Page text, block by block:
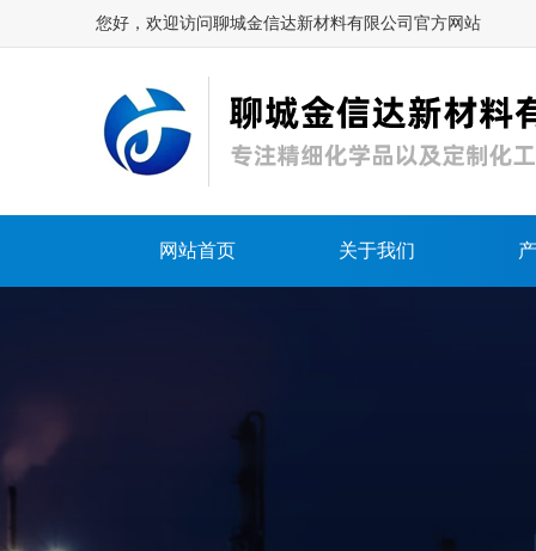
您好，欢迎访问聊城金信达新材料有限公司官方网站
网站首页 关于我们